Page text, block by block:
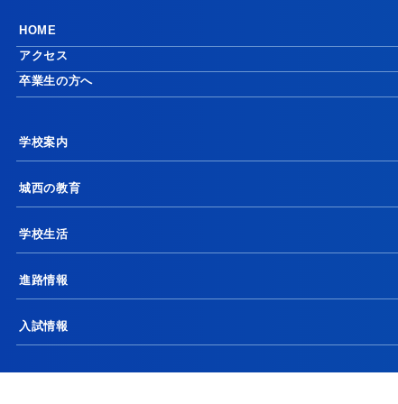
HOME
アクセス
卒業生の方へ
学校案内
城西の教育
学校生活
進路情報
入試情報